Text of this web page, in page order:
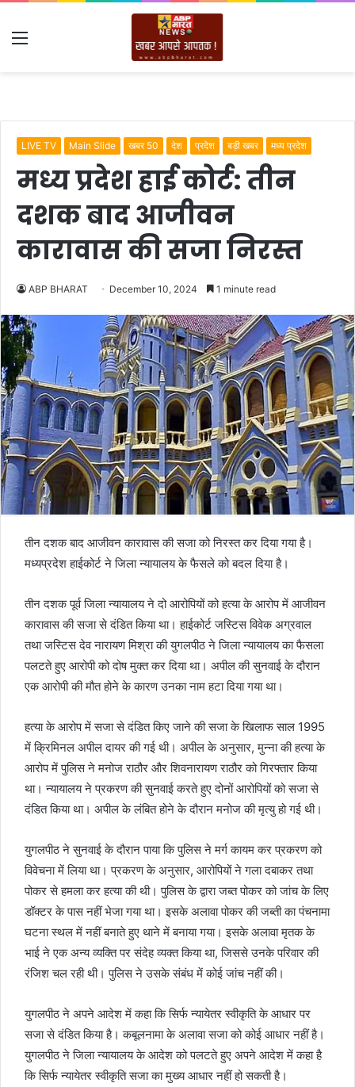
Menu
LIVE TV Main Slide खबर 50 देश प्रदेश बड़ी खबर मध्य प्रदेश
मध्य प्रदेश हाई कोर्ट: तीन
दशक बाद आजीवन
कारावास की सजा निरस्त
ABP BHARAT December 10, 2024 1 minute read
तीन दशक बाद आजीवन कारावास की सजा को निरस्त कर दिया गया है।
मध्यप्रदेश हाईकोर्ट ने जिला न्यायालय के फैसले को बदल दिया है।
तीन दशक पूर्व जिला न्यायालय ने दो आरोपियों को हत्या के आरोप में आजीवन
कारावास की सजा से दंडित किया था। हाईकोर्ट जस्टिस विवेक अग्रवाल
तथा जस्टिस देव नारायण मिश्रा की युगलपीठ ने जिला न्यायालय का फैसला
पलटते हुए आरोपी को दोष मुक्त कर दिया था। अपील की सुनवाई के दौरान
एक आरोपी की मौत होने के कारण उनका नाम हटा दिया गया था।
हत्या के आरोप में सजा से दंडित किए जाने की सजा के खिलाफ साल 1995
में क्रिमिनल अपील दायर की गई थी। अपील के अनुसार, मुन्ना की हत्या के
आरोप में पुलिस ने मनोज राठौर और शिवनारायण राठौर को गिरफ्तार किया
था। न्यायालय ने प्रकरण की सुनवाई करते हुए दोनों आरोपियों को सजा से
दंडित किया था। अपील के लंबित होने के दौरान मनोज की मृत्यु हो गई थी।
युगलपीठ ने सुनवाई के दौरान पाया कि पुलिस ने मर्ग कायम कर प्रकरण को
विवेचना में लिया था। प्रकरण के अनुसार, आरोपियों ने गला दबाकर तथा
पोकर से हमला कर हत्या की थी। पुलिस के द्वारा जब्त पोकर को जांच के लिए
डॉक्टर के पास नहीं भेजा गया था। इसके अलावा पोकर की जब्ती का पंचनामा
घटना स्थल में नहीं बनाते हुए थाने में बनाया गया। इसके अलावा मृतक के
भाई ने एक अन्य व्यक्ति पर संदेह व्यक्त किया था, जिससे उनके परिवार की
रंजिश चल रही थी। पुलिस ने उसके संबंध में कोई जांच नहीं की।
युगलपीठ ने अपने आदेश में कहा कि सिर्फ न्यायेतर स्वीकृति के आधार पर
सजा से दंडित किया है। कबूलनामा के अलावा सजा को कोई आधार नहीं है।
युगलपीठ ने जिला न्यायालय के आदेश को पलटते हुए अपने आदेश में कहा है
कि सिर्फ न्यायेतर स्वीकृति सजा का मुख्य आधार नहीं हो सकती है।